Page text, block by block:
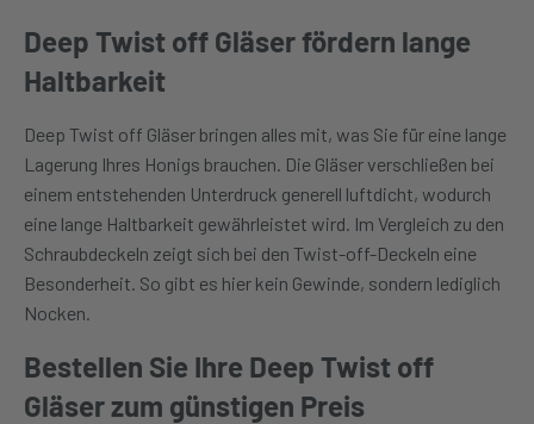
Deep Twist off Gläser fördern lange
Haltbarkeit
Deep Twist off Gläser bringen alles mit, was Sie für eine lange
Lagerung Ihres Honigs brauchen. Die Gläser verschließen bei
einem entstehenden Unterdruck generell luftdicht, wodurch
eine lange Haltbarkeit gewährleistet wird. Im Vergleich zu den
Schraubdeckeln zeigt sich bei den Twist-off-Deckeln eine
Besonderheit. So gibt es hier kein Gewinde, sondern lediglich
Nocken.
Bestellen Sie Ihre Deep Twist off
Gläser zum günstigen Preis